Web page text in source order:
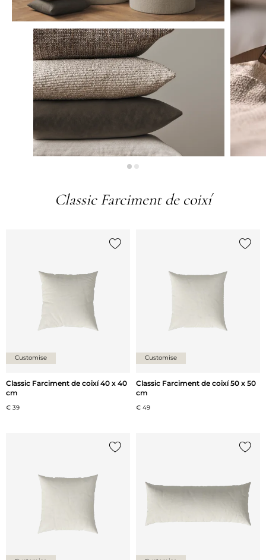
Classic Farciment de coixí
Customise
Classic Farciment de coixí 40 x 40
cm
€ 39
Customise
Classic Farciment de coixí 50 x 50
cm
€ 49